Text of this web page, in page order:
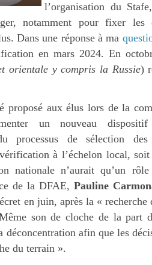
l’organisation du
notamment pour fixer
Dans une réponse à ma
en mars 2024. En
orientale y compris la Russie)
proposé aux élus lors de la
un nouveau
processus de sélection
à l’échelon local,
nationale n’aurait qu’un
de la DFAE, Pauline
en juin, après la « recherche
son de cloche de la part
déconcentration afin que les
du terrain ».